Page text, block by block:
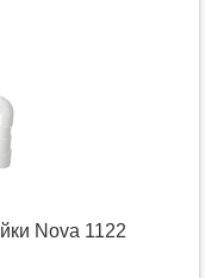
Nova 1122